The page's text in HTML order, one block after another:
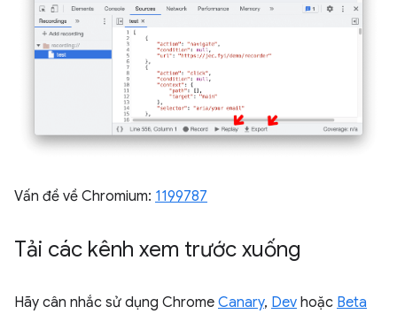
Vấn đề về Chromium: 1199787
Tải các kênh xem trước xuống
Hãy cân nhắc sử dụng Chrome Canary, Dev hoặc Beta